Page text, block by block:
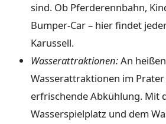
sind. Ob Pferderennbahn,
Bumper-Car – hier findet
Karussell.
Wasserattraktionen:An
Wasserattraktionen im
erfrischende Abkühlung. Mit
Wasserspielplatz und dem